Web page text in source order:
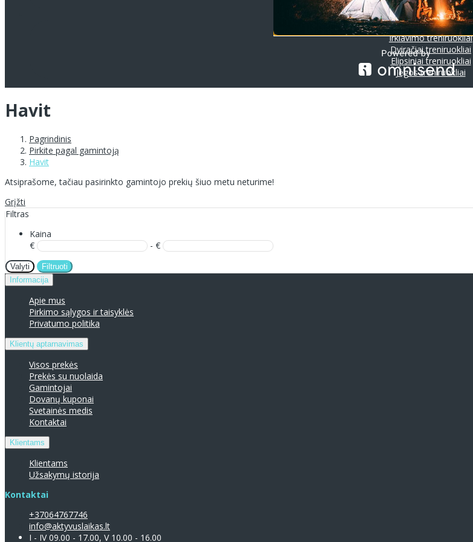
Treniruokliai
Bėgimo takeliai
Irklavimo treniruokliai
Dviračiai treniruokliai
Elipsiniai treniruokliai
Jėgos treniruokliai
Havit
Pagrindinis
Pirkite pagal gamintoją
Havit
Atsiprašome, tačiau pasirinkto gamintojo prekių šiuo metu neturime!
Grįžti
Filtras
Kaina
€
- €
Valyti
Filtruoti
Informacija
Apie mus
Pirkimo sąlygos ir taisyklės
Privatumo politika
Klientų aptarnavimas
Visos prekės
Prekės su nuolaida
Gamintojai
Dovanų kuponai
Svetainės medis
Kontaktai
Klientams
Klientams
Užsakymų istorija
Kontaktai
+37064767746
info@aktyvuslaikas.lt
I - IV 09.00 - 17.00, V 10.00 - 16.00